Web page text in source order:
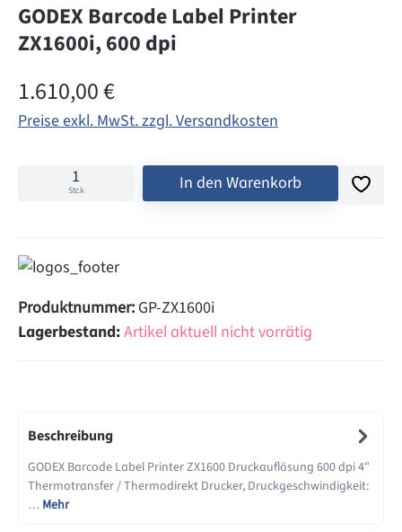
GODEX Barcode Label Printer
ZX1600i, 600 dpi
Regulärer Preis:
1.610,00 €
Preise exkl. MwSt. zzgl. Versandkosten
Stck In den Warenkorb
Produktnummer: GP-ZX1600i
Lagerbestand:Artikel aktuell nicht vorrätig
Beschreibung
GODEX Barcode Label Printer ZX1600 Druckauflösung 600 dpi 4"
Thermotransfer / Thermodirekt Drucker, Druckgeschwindigkeit:
… Mehr